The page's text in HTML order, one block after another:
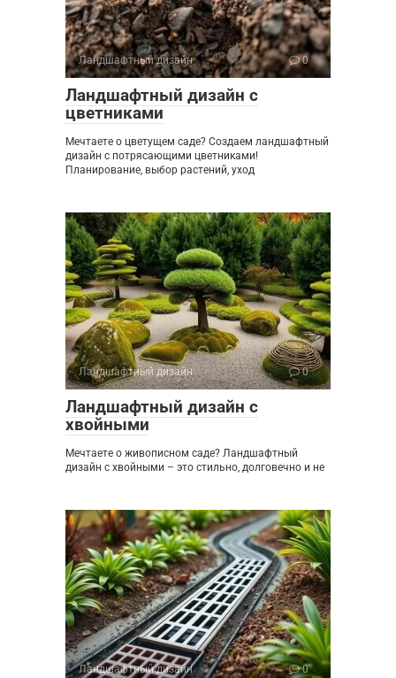
Ландшафтный дизайн 0
Ландшафтный дизайн с
цветниками
Мечтаете о цветущем саде? Создаем ландшафтный
дизайн с потрясающими цветниками!
Планирование, выбор растений, уход
Ландшафтный дизайн 0
Ландшафтный дизайн с
хвойными
Мечтаете о живописном саде? Ландшафтный
дизайн с хвойными – это стильно, долговечно и не
Ландшафтный дизайн 0